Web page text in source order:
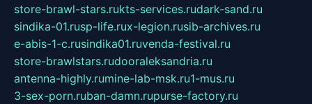
store-brawl-stars.rukts-services.rudark-sand.ru
sindika-01.rusp-life.rux-legion.rusib-archives.ru
e-abis-1-c.rusindika01.ruvenda-festival.ru
store-brawlstars.rudooraleksandria.ru
antenna-highly.rumine-lab-msk.ru1-mus.ru
3-sex-porn.ruban-damn.rupurse-factory.ru